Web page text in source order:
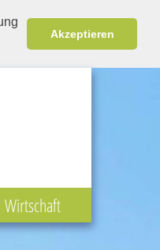
Akzeptieren
Wirtschaft